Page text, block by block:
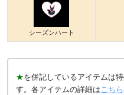
シーズンハート
★を併記しているアイテムは
す。各アイテムの詳細はこち